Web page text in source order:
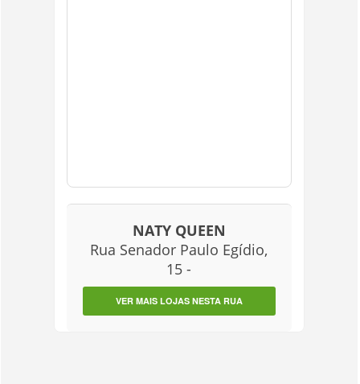
NATY QUEEN
Rua Senador Paulo Egídio,
15 -
VER MAIS LOJAS NESTA RUA